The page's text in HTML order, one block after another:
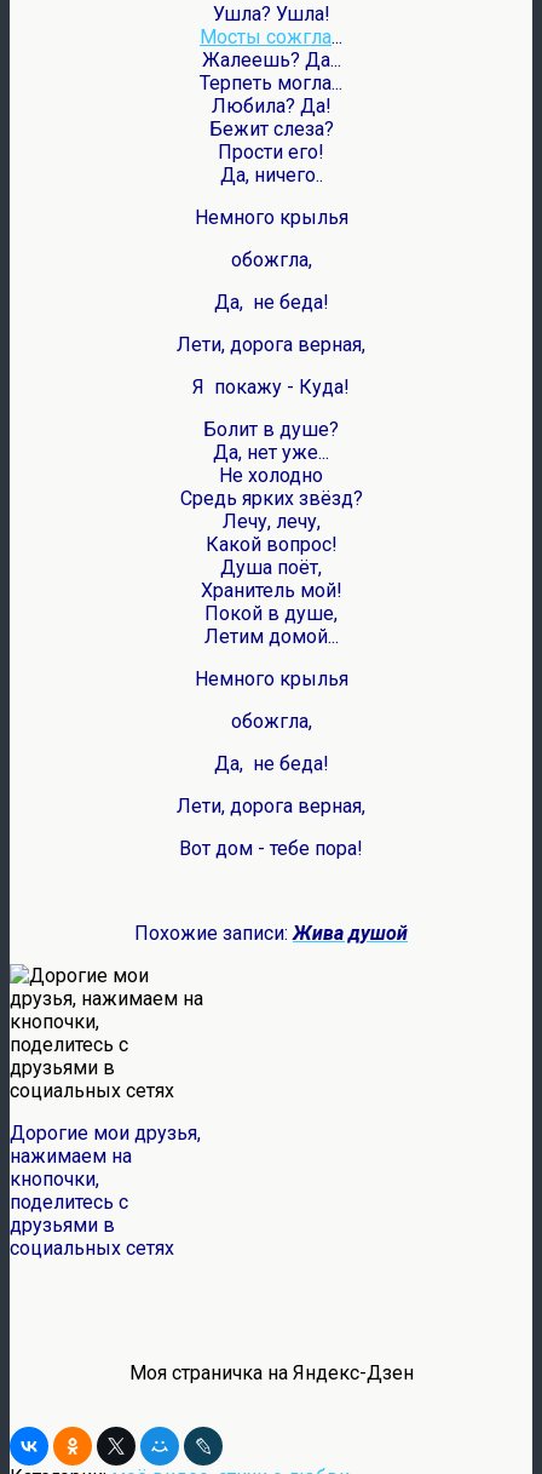
Ушла? Ушла!
Мосты сожгла...
Жалеешь? Да...
Терпеть могла...
Любила? Да!
Бежит слеза?
Прости его!
Да, ничего..
Немного крылья
обожгла,
Да, не беда!
Лети, дорога верная,
Я покажу - Куда!
Болит в душе?
Да, нет уже...
Не холодно
Средь ярких звёзд?
Лечу, лечу,
Какой вопрос!
Душа поёт,
Хранитель мой!
Покой в душе,
Летим домой...
Немного крылья
обожгла,
Да, не беда!
Лети, дорога верная,
Вот дом - тебе пора!
Похожие записи:Жива душой
Дорогие мои друзья,
нажимаем на
кнопочки,
поделитесь с
друзьями в
социальных сетях
Моя страничка на Яндекс-Дзен